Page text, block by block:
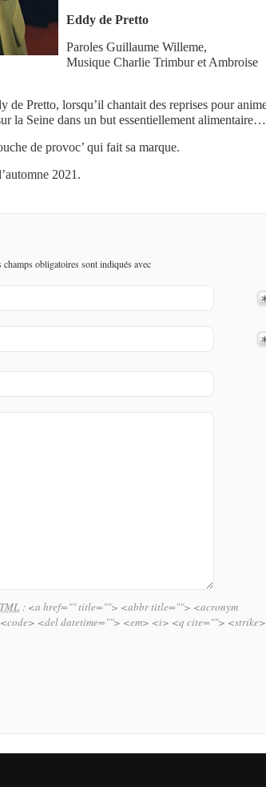
Eddy de Pretto
Paroles Guillaume Willeme,
Musique Charlie Trimbur et Ambroise
de Pretto, lorsqu’il chantait des reprises pour
la Seine dans un but essentiellement alimentaire…
de provoc’ qui fait sa marque.
2021.
champs obligatoires sont indiqués avec
: <a href="" title=""> <abbr title=""> <acronym
<del datetime=""> <em> <i> <q cite=""> <strike>